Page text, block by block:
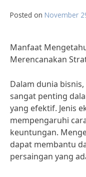
Posted on November
Manfaat
Merencanakan
Dalam dunia
sangat penting
yang efektif. Jenis
mempengaruhi
keuntungan.
dapat membantu
persaingan yang